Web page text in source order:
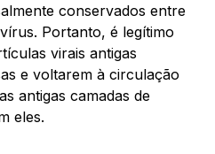
conservados entre
Portanto, é legítimo
virais antigas
e voltarem à circulação
antigas camadas de
eles.